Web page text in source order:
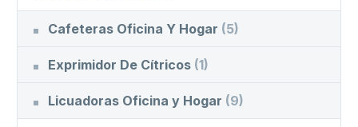
Cafeteras Oficina Y Hogar (5)
Exprimidor De Cítricos (1)
Licuadoras Oficina y Hogar (9)